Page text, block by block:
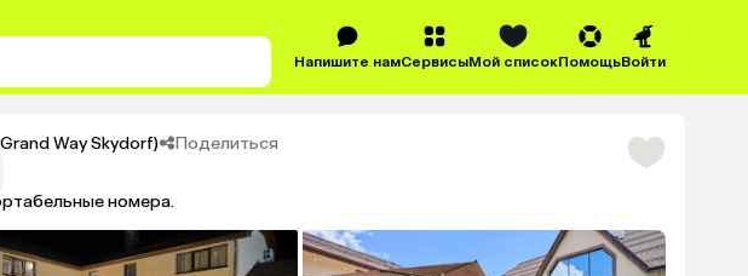
Напишите намСервисыМой списокПомощьВойти
Way Skydorf) Поделиться
номера.